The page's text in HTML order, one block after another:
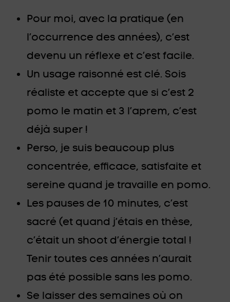
Pour moi, avec la pratique (en
l’occurrence des années), c’est
devenu un réflexe et c’est facile.
Un usage raisonné est clé. Sois
réaliste et accepte que si c’est 2
pomo le matin et 3 l’aprem, c’est
déjà super !
Perso, je suis beaucoup plus
concentrée, efficace, satisfaite et
sereine quand je travaille en pomo.
Les pauses de 10 minutes, c’est
sacré (et quand j’étais en thèse,
c’était un shoot d’énergie total !
Tenir toutes ces années n’aurait
pas été possible sans les pomo.
Se laisser des semaines où on